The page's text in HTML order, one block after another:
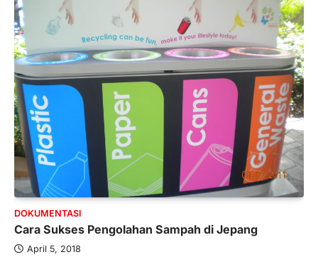
DOKUMENTASI
Cara Sukses Pengolahan Sampah di Jepang
April 5, 2018
3
BERITA TERBARU
Skema KPR Wiraswasta: Ada
Solusi Pembiayaan Rumah Bagi
Pelaku Usaha?
Januari 27, 2026
PT Bank Tabungan Negara (BTN) baru-
baru ini mengungkapkan skema Kredit
Perumahan Rakyat (KPR) yang dirancang…
BERITA TERBARU
Direktur PT GEB Tjandra
Limanjaya: Profil dan Prinsipnya